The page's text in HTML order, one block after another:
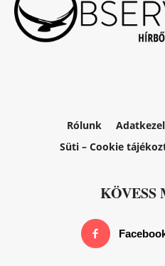
Rólunk
Süti – Cookie
KÖVESS